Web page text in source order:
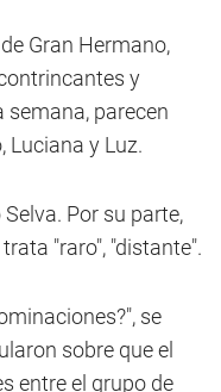
Gran Hermano,
y
semana, parecen
Luciana y Luz.
Por su parte,
"raro", "distante".
se
sobre que el
entre el grupo de